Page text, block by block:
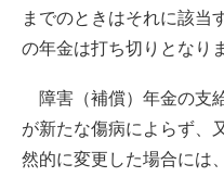
までのときはそれに該当
の年金は打ち切りとなり
障害（補償）年金の支
が新たな傷病によらず、
然的に変更した場合には